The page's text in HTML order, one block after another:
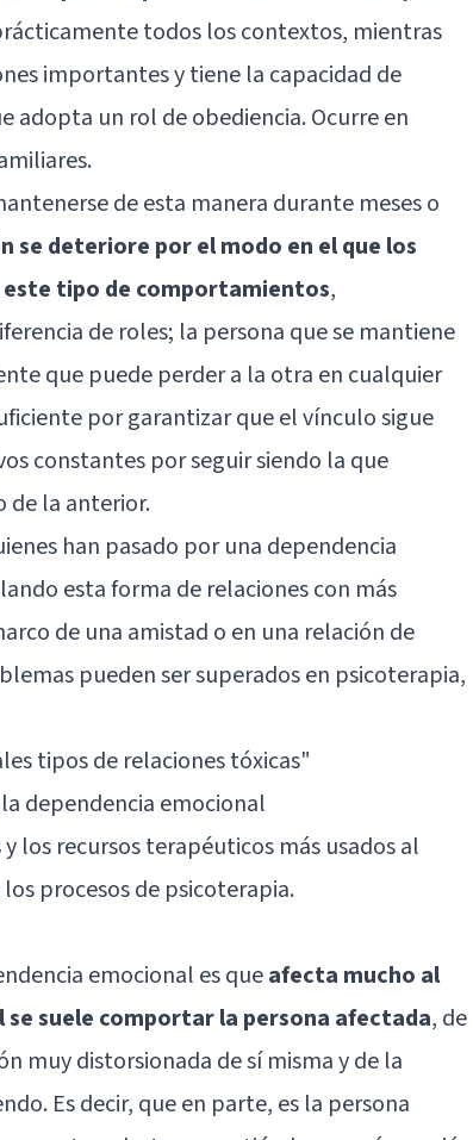
todos los contextos, mientras
importantes y tiene la capacidad de
adopta un rol de obediencia. Ocurre en
de esta manera durante meses o
se deteriore por el modo en el que los
tipo de comportamientos,
de roles; la persona que se mantiene
que puede perder a la otra en cualquier
por garantizar que el vínculo sigue
constantes por seguir siendo la que
de la anterior.
han pasado por una dependencia
esta forma de relaciones con más
de una amistad o en una relación de
pueden ser superados en psicoterapia,
tipos de relaciones tóxicas"
dependencia emocional
los recursos terapéuticos más usados al
procesos de psicoterapia.
emocional es queafecta mucho al
se suele comportar la persona afectada, de
muy distorsionada de sí misma y de la
Es decir, que en parte, es la persona